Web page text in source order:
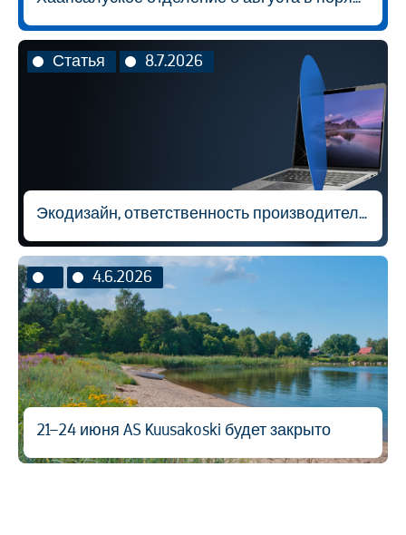
Статья 8.7.2026
Экодизайн, ответственность производителя и вторичная переработка материалов
4.6.2026
21–24 июня AS Kuusakoski будет закрыто